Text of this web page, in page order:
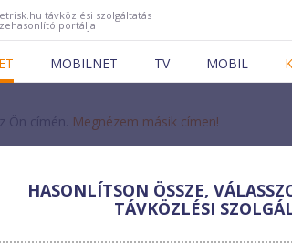
távközlési szolgáltatás
portálja
MOBILNET TV MOBIL
Ön címén. Megnézem másik címen!
DataTrans
Egyedi bérelt vonali 50
HASONLÍTSON ÖSSZE,
TÁVKÖZLÉSI